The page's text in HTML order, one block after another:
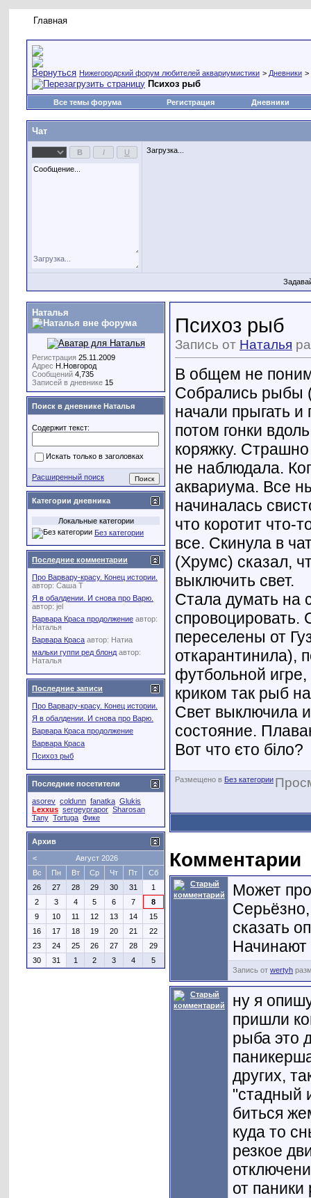
Главная
Нижегородский форум любителей аквариумистики > Дневники >
Психоз рыб
Все темы форума Регистрация Дневники
Чат
Загрузка...
Психоз рыб
Запись от Наталья
В общем не
Собрались рыбы
начали прыгать и
потом гонки
коряжку.
не наблюдала.
аквариума. Все
начиналась
что коротит что-
все. Скинула в
(Хрумс) сказал,
выключить свет.
Стала думать на
спровоцировать.
переселены от
откарантинила),
футбольной
криком так рыб
Свет выключила
состояние.
Вот что єто біло?
Размещено в Без категории
Комментарии
Может
сказать
Начинают
Запись от wertyh
ну я
пришли
рыба это
других,
"стадный
биться
куда то
резкое
от
Наталья
Регистрация 25.11.2009
Адрес Н.Новгород
Сообщений 4,735
Записей в дневнике 15
Поиск в дневнике Наталья
Содержит текст:
Искать только в заголовках
Расширенный поиск
Категории дневника
Локальные категории
Без категории
Последние комментарии
Про Варвару-красу. Конец истории.
автор: Саша Т
Я в обалдении. И снова про Варю.
автор: jel
Варвара Краса продолжение автор:
Наталья
Варвара Краса автор: Натиа
мальки гуппи ред блонд автор:
Наталья
Последние записи
Про Варвару-красу. Конец истории.
Я в обалдении. И снова про Варю.
Варвара Краса продолжение
Варвара Краса
Психоз рыб
Последние посетители
asorev coldunn fanatka Glukis
Lexxus sergeyprapor Sharosan
Tany Tortuga Фике
Архив
<
Август 2026
Вс
Пн Вт Ср Чт Пт
Сб
26
27 28 29 30 31
1
2
3 4 5 6 7
8
9
10 11 12 13 14
15
16
17 18 19 20 21
22
23
24 25 26 27 28
29
30
31 1 2 3 4 5